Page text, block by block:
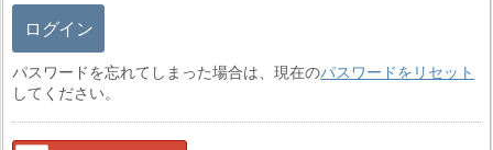
ログイン
パスワードを忘れてしまった場合は、現在のパスワードをリセット
してください。